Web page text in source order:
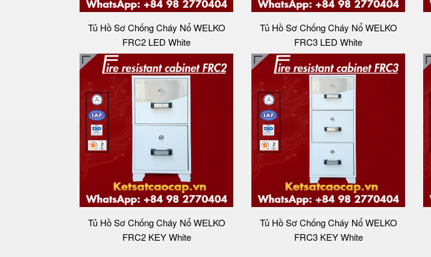
Tủ Hồ Sơ Chống Cháy Nổ WELKO
FRC2 LED White
Tủ Hồ Sơ Chống Cháy Nổ WELKO
FRC3 LED White
Tủ Hồ Sơ Chống Cháy Nổ WELKO
FRC2 KEY White
Tủ Hồ Sơ Chống Cháy Nổ WELKO
FRC3 KEY White